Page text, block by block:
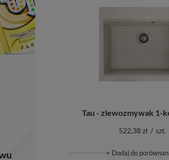
Tau - zlewozmywak 1-
522,38 zł / szt.
+ Dodaj do